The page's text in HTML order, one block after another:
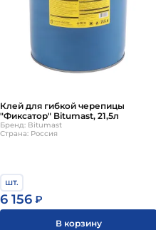
Клей для гибкой черепицы
"Фиксатор" Bitumast, 21,5л
Бренд: Bitumast
Страна: Россия
шт.
6 156 ₽
В корзину